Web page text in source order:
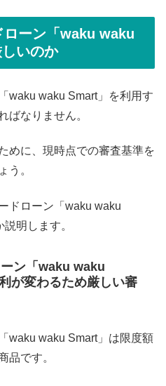
ローン「waku waku
いのか
waku waku Smart」を利用す
ばなりません。
めに、現時点での審査基準を
う。
ドローン「waku waku
明します。
ン「waku waku
が変わるため厳しい審
waku waku Smart」は限度額
品です。